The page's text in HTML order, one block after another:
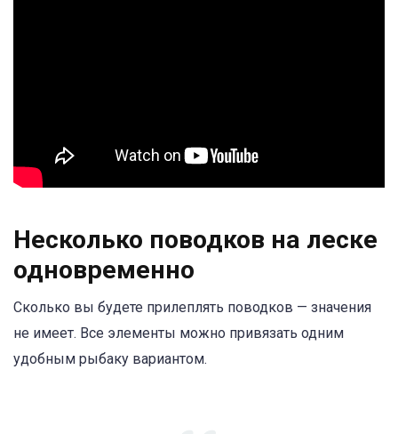
Несколько поводков на леске
одновременно
Сколько вы будете прилеплять поводков — значения
не имеет. Все элементы можно привязать одним
удобным рыбаку вариантом.